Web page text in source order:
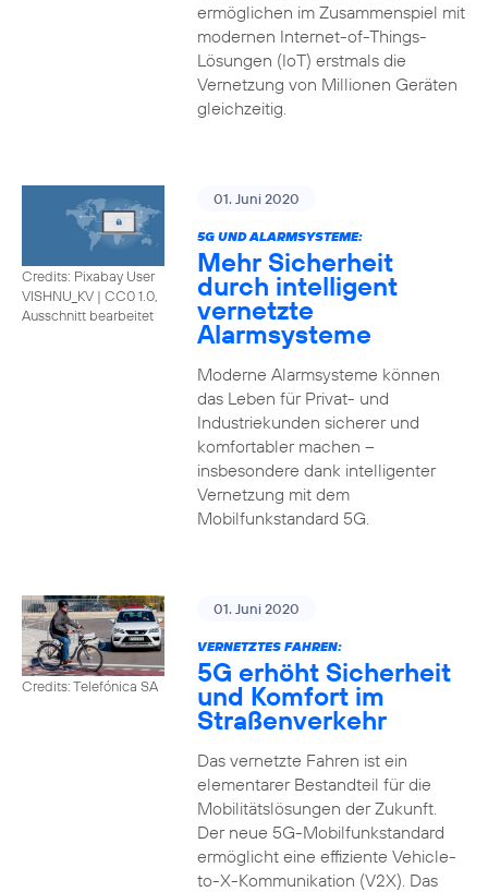
ermöglichen im Zusammenspiel mit
modernen Internet-of-Things-
Lösungen (IoT) erstmals die
Vernetzung von Millionen Geräten
gleichzeitig.
Credits: Pixabay User
VISHNU_KV | CC0 1.0,
Ausschnitt bearbeitet
01. Juni 2020
5G UND ALARMSYSTEME:
Mehr Sicherheit
durch intelligent
vernetzte
Alarmsysteme
Moderne Alarmsysteme können
das Leben für Privat- und
Industriekunden sicherer und
komfortabler machen –
insbesondere dank intelligenter
Vernetzung mit dem
Mobilfunkstandard 5G.
Credits: Telefónica SA
01. Juni 2020
VERNETZTES FAHREN:
5G erhöht Sicherheit
und Komfort im
Straßenverkehr
Das vernetzte Fahren ist ein
elementarer Bestandteil für die
Mobilitätslösungen der Zukunft.
Der neue 5G-Mobilfunkstandard
ermöglicht eine effiziente Vehicle-
to-X-Kommunikation (V2X). Das